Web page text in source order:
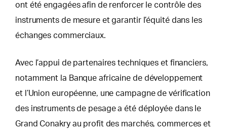
ont été engagées afin de renforcer le contrôle des
instruments de mesure et garantir l’équité dans les
échanges commerciaux.
Avec l’appui de partenaires techniques et financiers,
notamment la Banque africaine de développement
et l’Union européenne, une campagne de vérification
des instruments de pesage a été déployée dans le
Grand Conakry au profit des marchés, commerces et